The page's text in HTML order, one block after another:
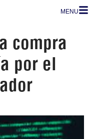
MENU
compra
por el